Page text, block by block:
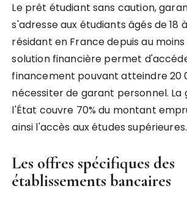
Le prêt étudiant sans caution,
s'adresse aux étudiants âgés de 18
résidant en France depuis au
solution financière permet
financement pouvant atteindre 20
nécessiter de garant personnel. La
l'État couvre 70% du montant
ainsi l'accès aux études supérieures.
Les offres spécifiques des
établissements bancaires